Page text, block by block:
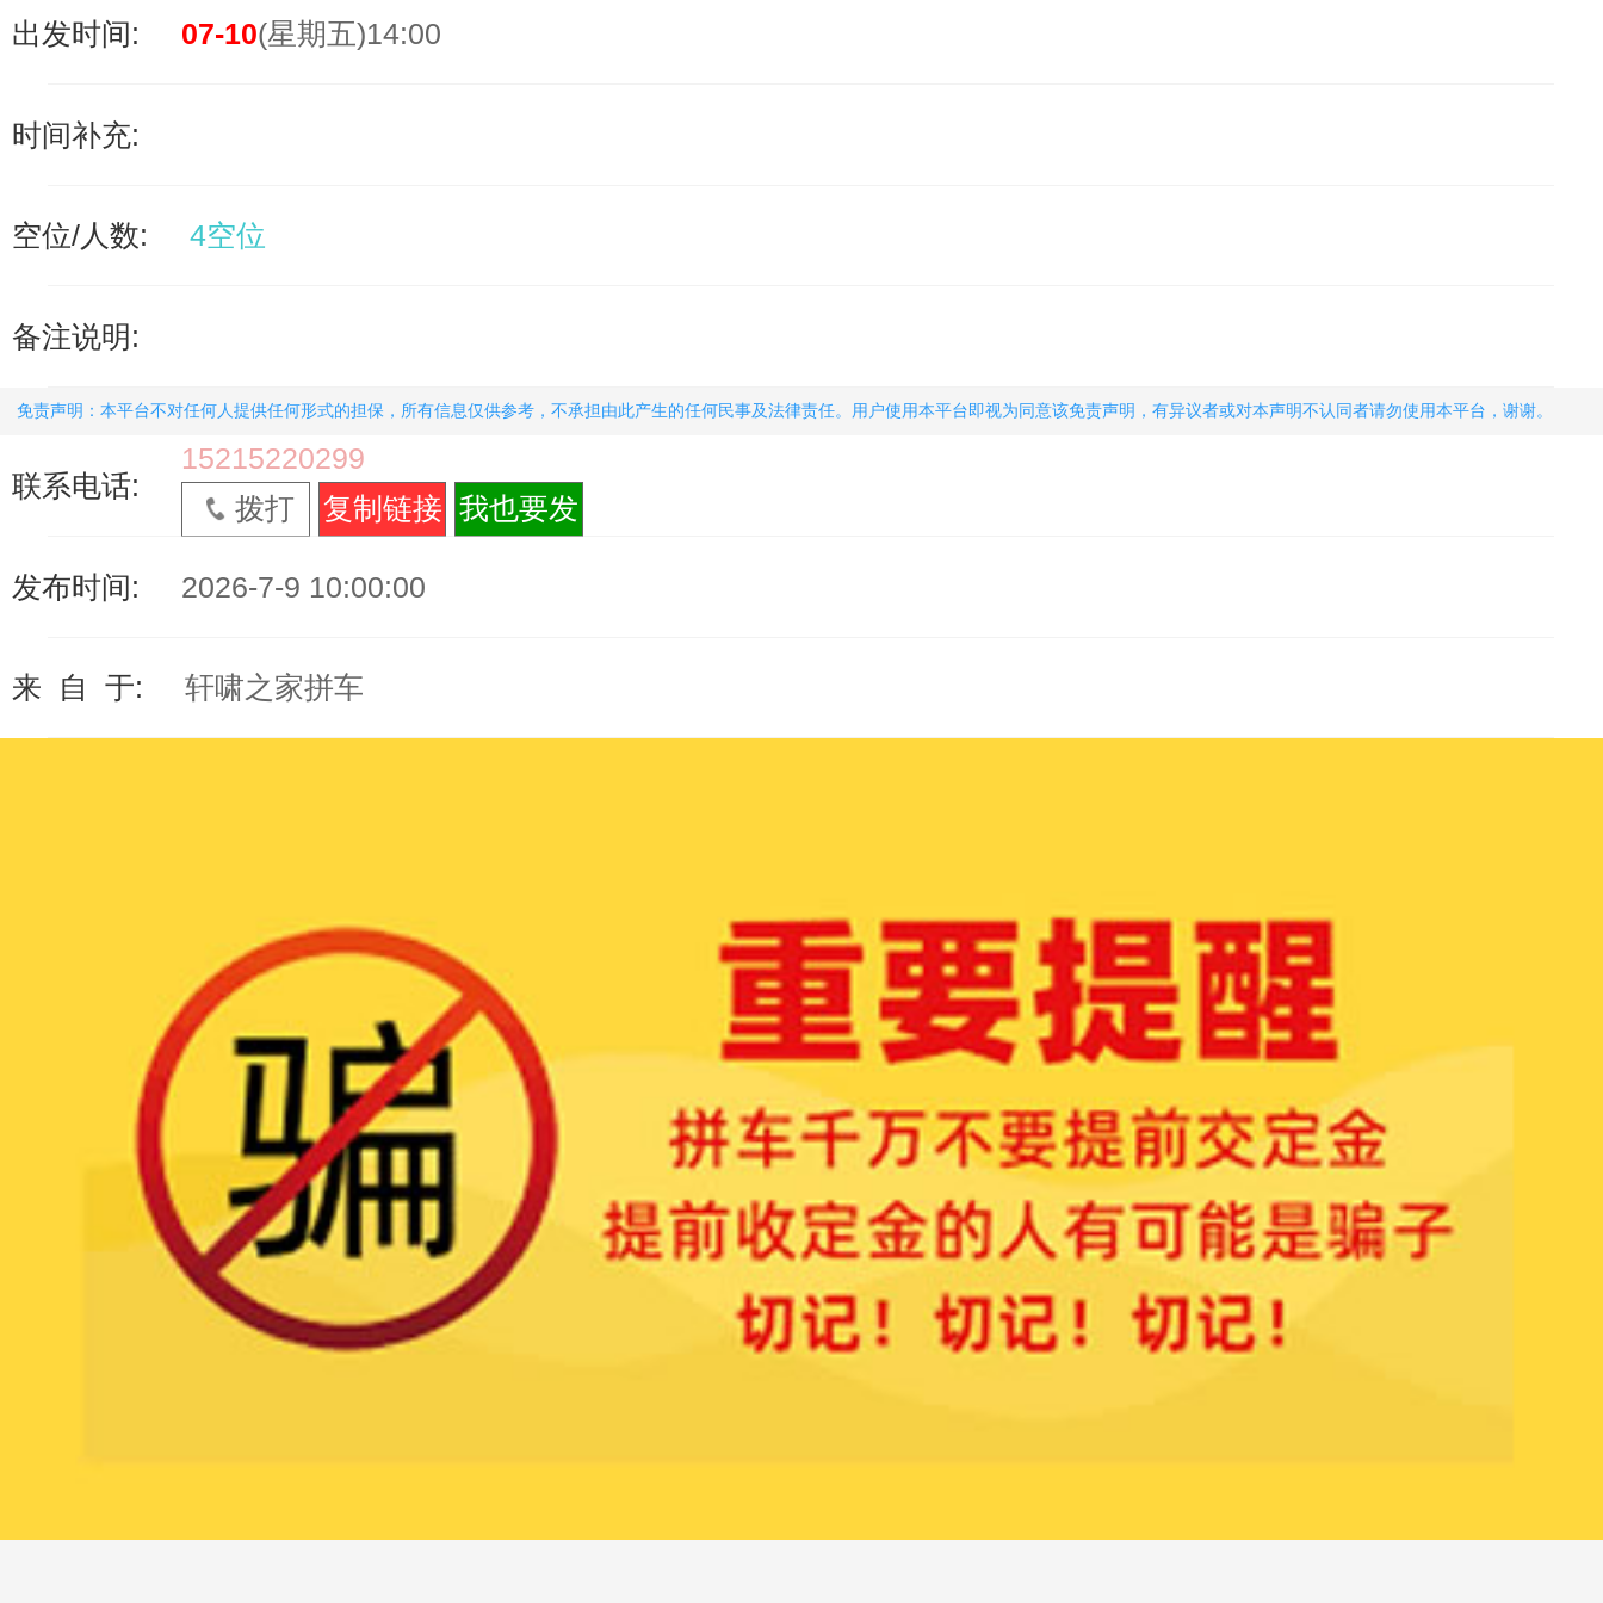
出发时间: 07-10(星期五)14:00
时间补充:
空位/人数: 4空位
备注说明:
免责声明：本平台不对任何人提供任何形式的担保，所有信息仅供参考，不承担由此产生的任何民事及法律责任。用户使用本平台即视为同意该免责声明，有异议者或对本声明不认同者请勿使用本平台，谢谢。
联系电话:
15215220299
拨打
复制链接 我也要发
发布时间: 2026-7-9 10:00:00
来 自 于: 轩啸之家拼车